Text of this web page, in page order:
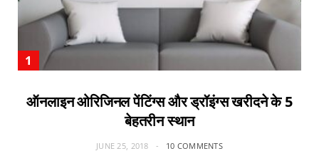
ऑनलाइन ओरिजिनल पेंटिंग्स और ड्रॉइंग्स खरीदने के 5
बेहतरीन स्थान
JUNE 25, 2018 10 COMMENTS